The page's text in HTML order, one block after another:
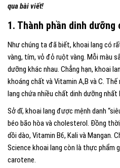
qua bài viết!
1. Thành phần dinh dưỡng
Như chúng ta đã biết, khoai lang có
vàng, tím, vỏ đỏ ruột vàng. Mỗi màu
dưỡng khác nhau. Chẳng hạn, khoai
khoáng chất và Vitamin A,B và C.
lang chứa nhiều chất dinh dưỡng
Sở dĩ, khoai lang được mệnh danh
béo bão hòa và cholesterol. Đồng
dồi dào, Vitamin B6, Kali và Mangan.
Science khoai lang còn là thực phẩm
carotene.